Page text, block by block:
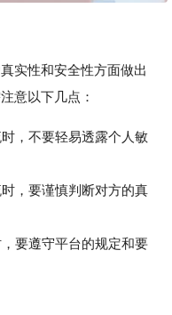
实性和安全性方面做出
意以下几点：
，不要轻易透露个人敏
，要谨慎判断对方的真
要遵守平台的规定和要